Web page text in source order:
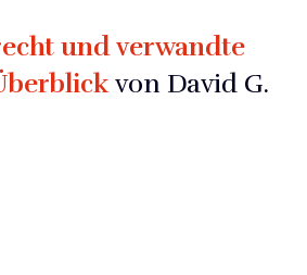
und verwandte
von David G.